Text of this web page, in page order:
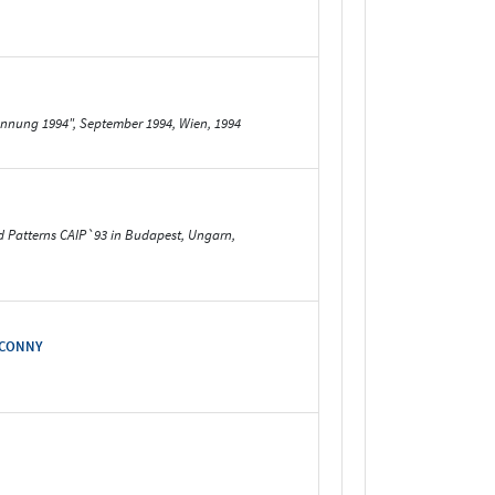
1994", September 1994, Wien, 1994
CAIP`93 in Budapest, Ungarn,